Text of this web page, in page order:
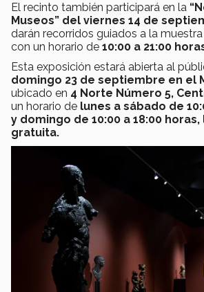
El recinto también participará en la
Museos” del viernes 14 de
darán recorridos guiados a la muestra
con un horario de 10:00 a 21:00
Esta exposición estará abierta al
domingo 23 de septiembre en el
ubicado en 4 Norte Número 5,
un horario de lunes a sábado de
y domingo de 10:00 a 18:00
gratuita.